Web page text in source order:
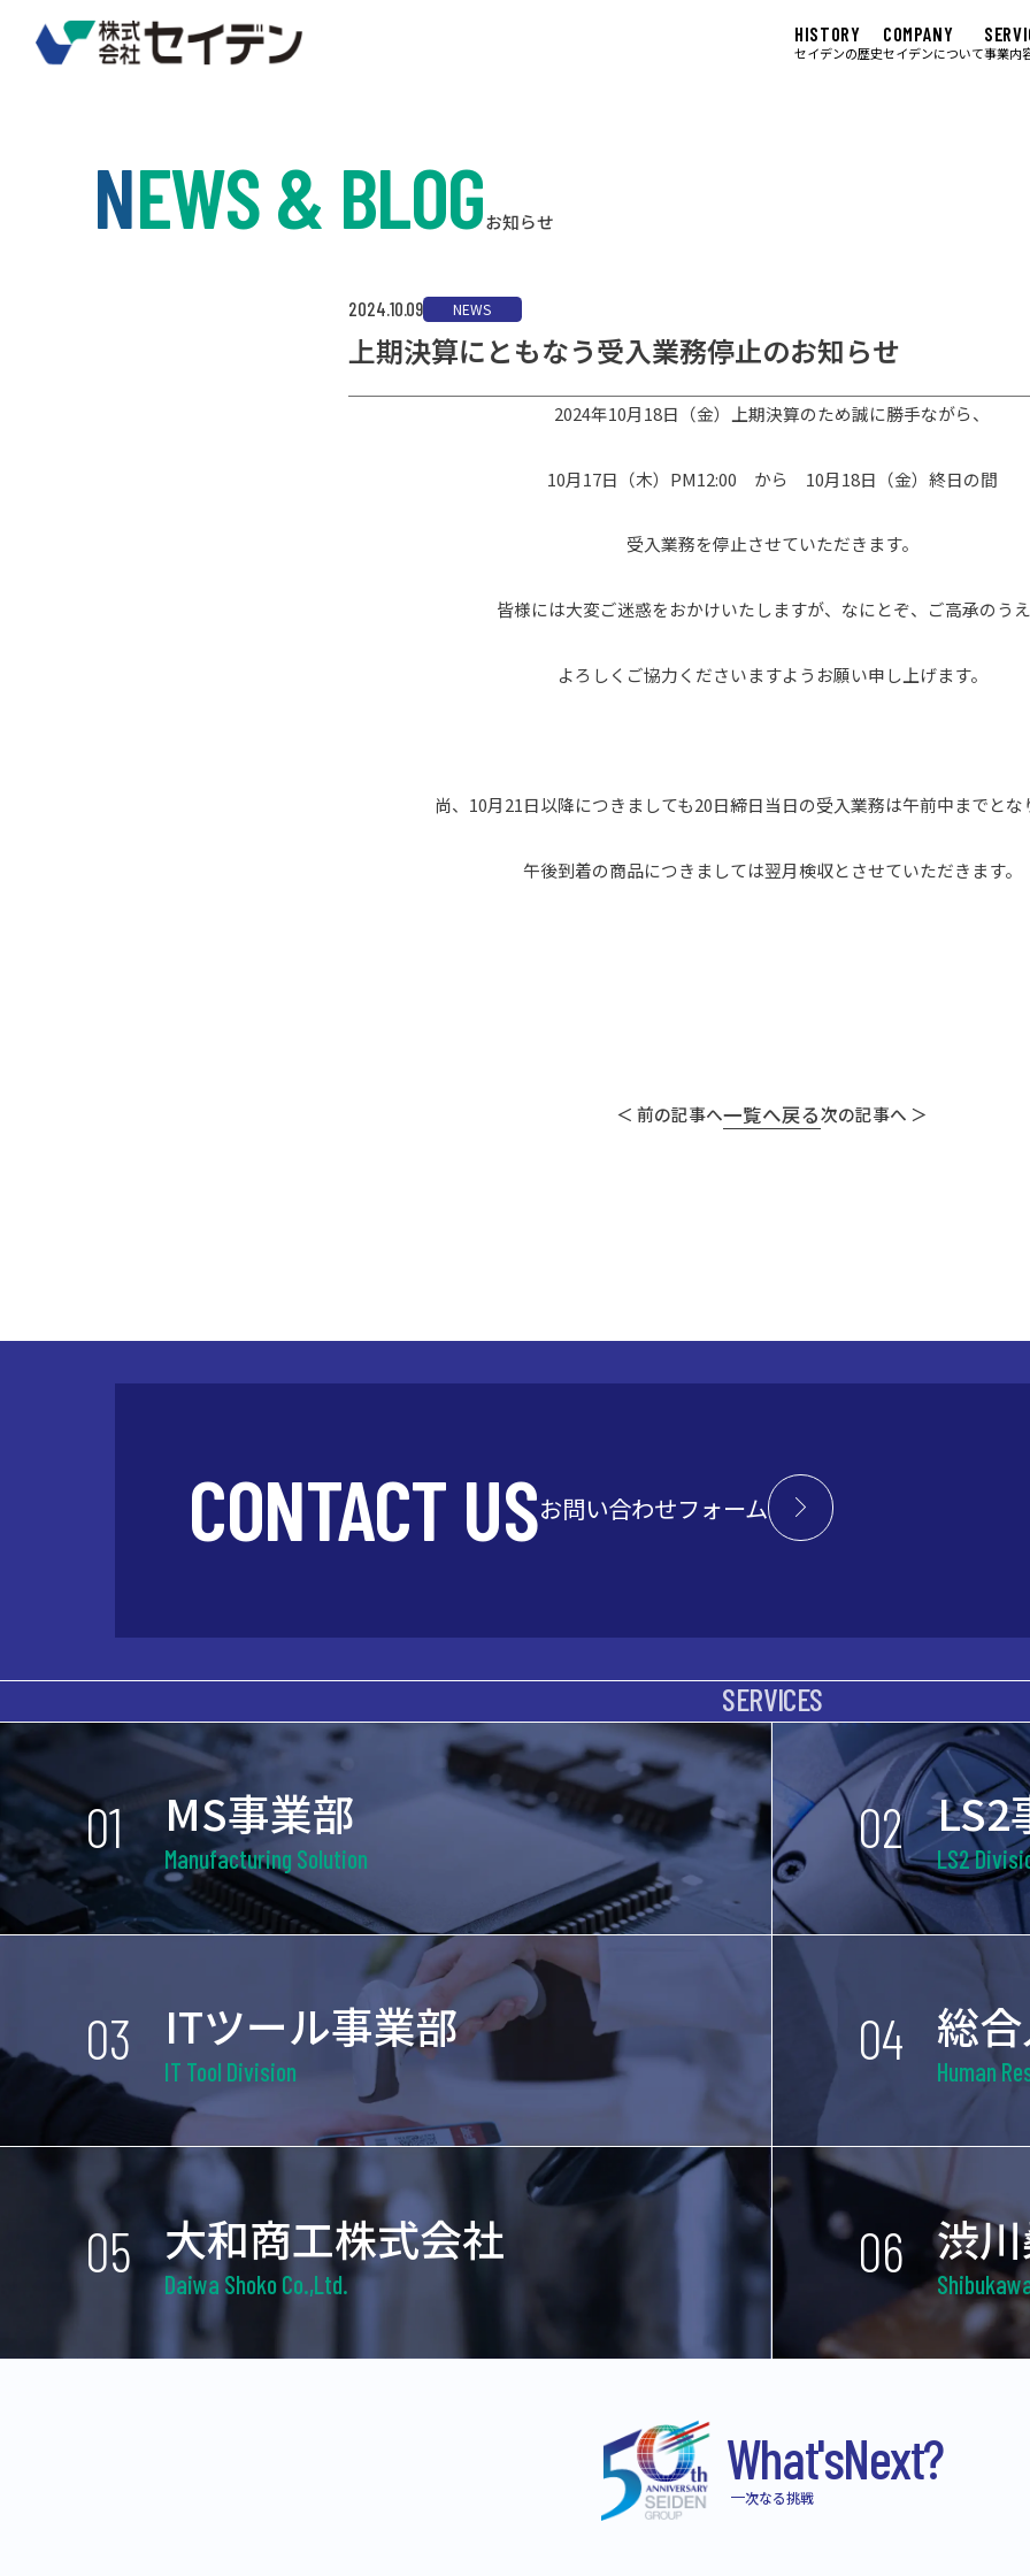
HISTORY
セイデンの歴史
COMPANY
セイデンについて事業内
NEWS & BLOGお知らせ
2024.10.09 NEWS
上期決算にともなう受入業務停止のお知らせ
2024年10月18日（金）上期決算のため誠に勝手ながら、
10月17日（木）PM12:00 から 10月18日（金）終日の間
受入業務を停止させていただきます。
皆様には大変ご迷惑をおかけいたしますが、なにとぞ、ご高承のうえ
よろしくご協力くださいますようお願い申し上げます。
尚、10月21日以降につきましても20日締日当日の受入業務は午前中までとな
午後到着の商品につきましては翌月検収とさせていただきます。
＜ 前の記事へ一覧へ戻る次の記事へ ＞
CONTACT USお問い合わせフォーム
SERVICES
01 MS事業部
Manufacturing Solution 02 LS2
LS2
03 ITツール事業部
IT Tool Division 04 総
Human
05 大和商工株式会社
Daiwa Shoko Co.,Ltd. 06 渋
What'sNext?
次なる挑戦